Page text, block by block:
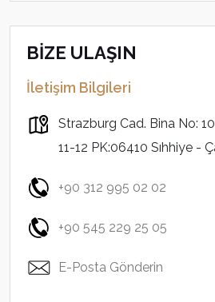
BİZE ULAŞIN
İletişim Bilgileri
Strazburg Cad. Bina No:
11-12 PK:06410 Sıhhiye -
+90 312 995 02 02
+90 545 229 25 05
E-Posta Gönderin